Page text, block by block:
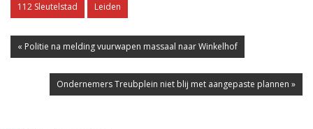
112 Sleutelstad Leiden
« Politie na melding vuurwapen massaal naar Winkelhof
Ondernemers Treubplein niet blij met aangepaste plannen »